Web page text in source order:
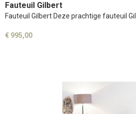
Fauteuil Gilbert
Fauteuil Gilbert Deze prachtige fauteuil
€ 995,00